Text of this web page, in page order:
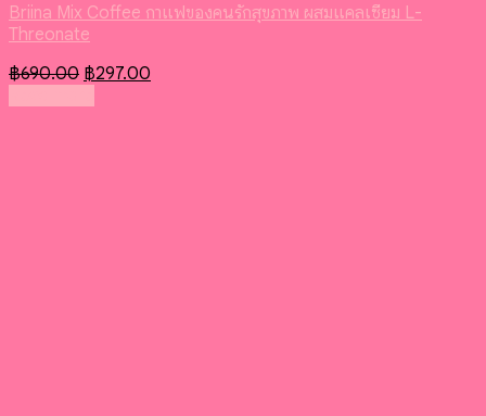
Briina Mix Coffee กาแฟของคนรักสุขภาพ ผสมแคลเซียม L-
Threonate
฿690.00 Original
฿297.00